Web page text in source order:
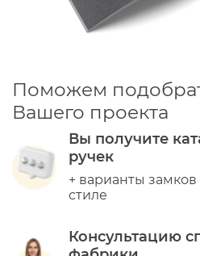
Поможем
Вашего проекта
Вы получите
ручек
+ варианты
стиле
Консультацию